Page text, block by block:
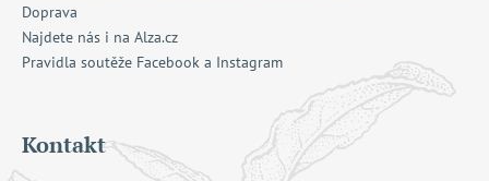
Doprava
Najdete nás i na Alza.cz
Pravidla soutěže Facebook a Instagram
Kontakt